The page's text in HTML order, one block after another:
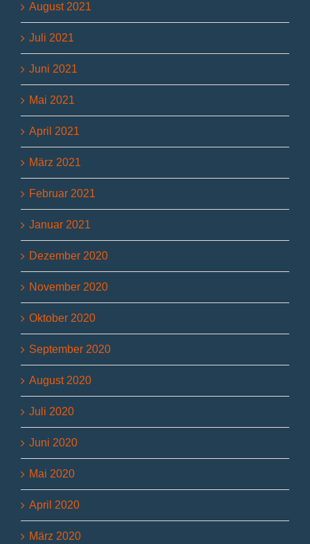
August 2021
Juli 2021
Juni 2021
Mai 2021
April 2021
März 2021
Februar 2021
Januar 2021
Dezember 2020
November 2020
Oktober 2020
September 2020
August 2020
Juli 2020
Juni 2020
Mai 2020
April 2020
März 2020